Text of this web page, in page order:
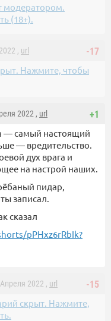
модератором.
(18+).
-17
, url
Нажмите, чтобы
+1
2022 , url
— самый настоящий
— вредительство.
дух врага и
на настрой наших.
пидар,
записал.
сказал
pPHxz6rRbIk?
-15
2022 , url
скрыт. Нажмите,